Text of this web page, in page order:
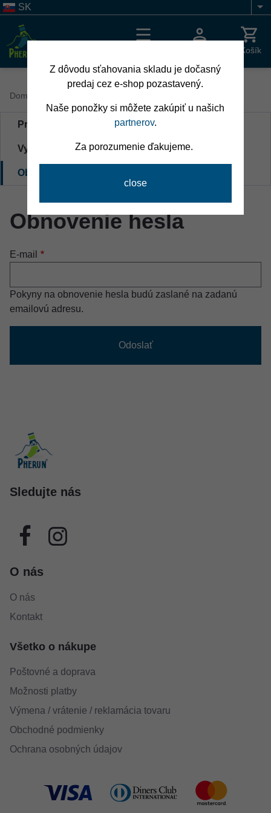
Skočiť
hlavný
obsah
SK
Košík
Breadcrumb
Domov
Obnovenie hesla
E-mail
Pokyny na obnovenie hesla budú zaslané na zadanú
emailovú adresu.
Z dôvodu sťahovania skladu je dočasný
predaj cez e-shop pozastavený.
Naše ponožky si môžete zakúpiť u našich
partnerov.
Za porozumenie ďakujeme.
Primárne
Prihlásenie
Vytvoriť nový účet
Obnovenie hesla
Sledujte nás
O nás
O nás
Kontakt
Všetko o nákupe
Poštovné a doprava
Možnosti platby
Výmena / vrátenie / reklamácia tovaru
Obchodné podmienky
Ochrana osobných údajov